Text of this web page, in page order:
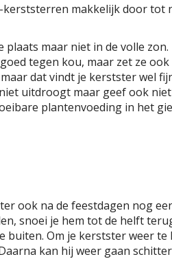
makkelijk door tot
maar niet in de volle zon.
tegen kou, maar zet ze
dat vindt je kerstster wel
uitdroogt maar geef ook
plantenvoeding in het
ook na de feestdagen nog
snoei je hem tot de helft
buiten. Om je kerstster weer
kan hij weer gaan